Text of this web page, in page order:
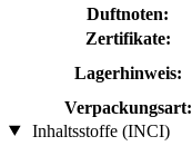
Duftnoten:
Zertifikate:
Lagerhinweis:
Verpackungsart:
Inhaltsstoffe (INCI)